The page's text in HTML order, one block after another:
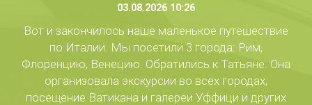
03.08.2026 10:26
Вот и закончилось наше маленькое путешествие
по Италии. Мы посетили 3 города: Рим,
Флоренцию, Венецию. Обратились к Татьяне. Она
организовала экскурсии во всех городах,
посещение Ватикана и галереи Уффици и других